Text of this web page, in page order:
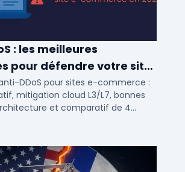
: les meilleures
pour défendre votre site
en 2025
DDoS pour sites e-commerce :
mitigation cloud L3/L7, bonnes
et comparatif de 4
par des DSI en 2025.